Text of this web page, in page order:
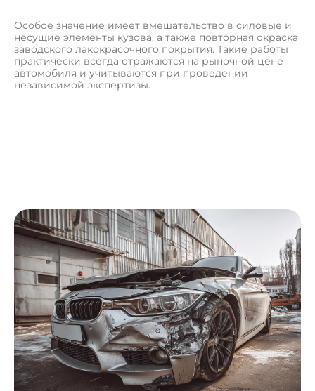
Особое значение имеет вмешательство в силовые и
несущие элементы кузова, а также повторная окраска
заводского лакокрасочного покрытия. Такие работы
практически всегда отражаются на рыночной цене
автомобиля и учитываются при проведении
независимой экспертизы.